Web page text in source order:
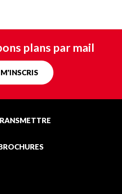
plans par mail
M'INSCRIS